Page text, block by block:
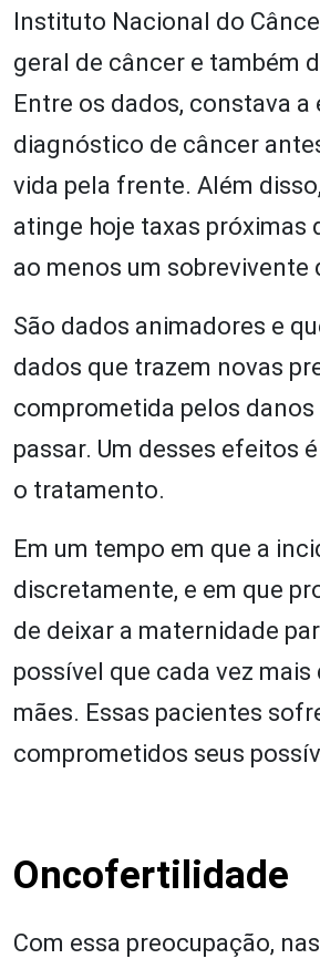
Instituto Nacional do
geral de câncer e também
Entre os dados, constava
diagnóstico de câncer
vida pela frente. Além
atinge hoje taxas próximas
ao menos um
São dados animadores e
dados que trazem novas
comprometida pelos
passar. Um desses efeitos
o tratamento.
Em um tempo em que a
discretamente, e em que
de deixar a maternidade
possível que cada vez
mães. Essas pacientes
comprometidos seus
Oncofertilidade
Com essa preocupação,